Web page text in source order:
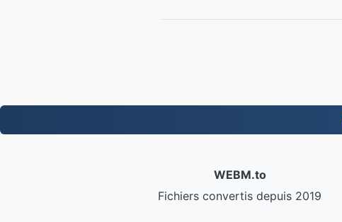
WEBM.to
Fichiers convertis depuis 2019